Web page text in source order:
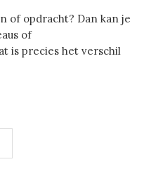
of opdracht? Dan kan je
of
is precies het verschil